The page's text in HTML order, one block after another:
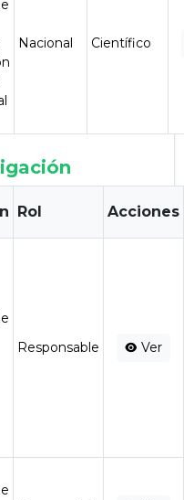
Nacional Científico
Rol Acciones
Responsable Ver